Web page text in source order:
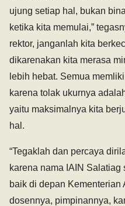
ujung setiap hal, bukan
ketika kita memulai,”
rektor, janganlah kita
dikarenakan kita merasa
lebih hebat. Semua
karena tolak ukurnya
yaitu maksimalnya kita
hal.
“Tegaklah dan percaya
karena nama IAIN
baik di depan
dosennya, pimpinannya,